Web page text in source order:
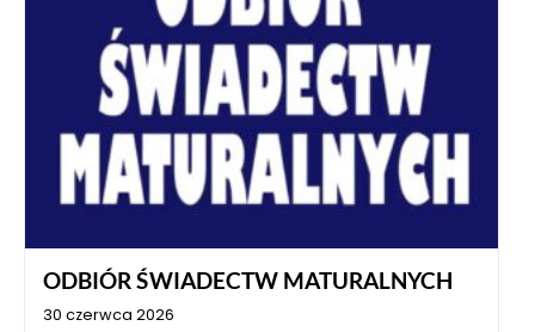
ODBIÓR ŚWIADECTW MATURALNYCH
30 czerwca 2026